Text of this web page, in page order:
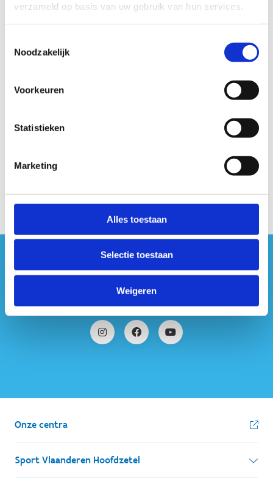
verzameld op basis van uw gebruik van hun services.
Noodzakelijk
Voorkeuren
Statistieken
Marketing
Alles toestaan
Selectie toestaan
Weigeren
Beloopbaarheid tijdens nattere perioden : moeilijk
beloopbaar
Moeilijkheidsgraad: gemiddeld
#sportersbelevenmeer
ook op sociale media
Onze centra
Sport Vlaanderen Hoofdzetel